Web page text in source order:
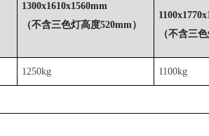
1300x1610x1560mm
（不含三色灯高度520mm）
（不含三
1250kg 1100kg